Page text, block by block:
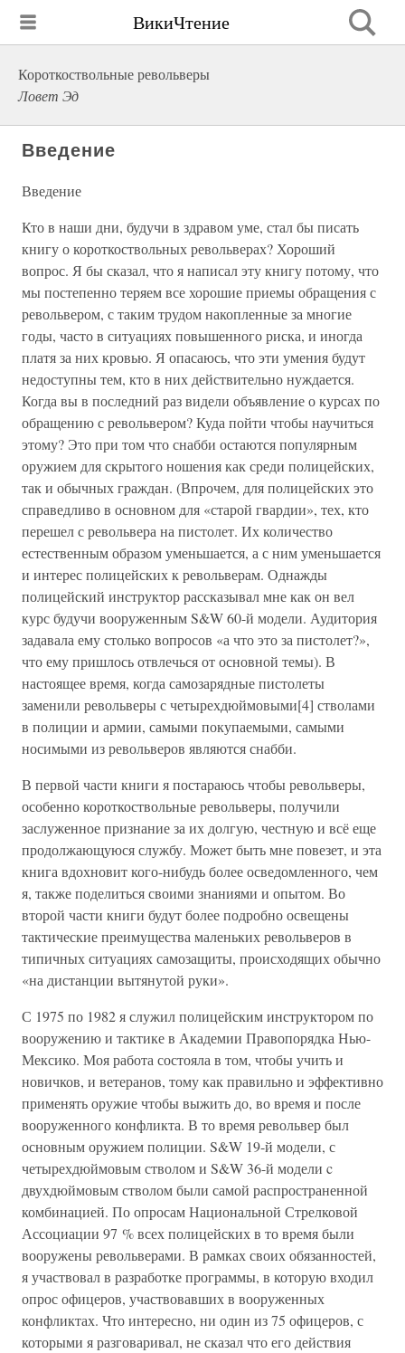
ВикиЧтение
Короткоствольные револьверы
Ловет Эд
Введение
Введение
Кто в наши дни, будучи в здравом уме, стал бы писать
книгу о короткоствольных револьверах? Хороший
вопрос. Я бы сказал, что я написал эту книгу потому, что
мы постепенно теряем все хорошие приемы обращения с
револьвером, с таким трудом накопленные за многие
годы, часто в ситуациях повышенного риска, и иногда
платя за них кровью. Я опасаюсь, что эти умения будут
недоступны тем, кто в них действительно нуждается.
Когда вы в последний раз видели объявление о курсах по
обращению с револьвером? Куда пойти чтобы научиться
этому? Это при том что снабби остаются популярным
оружием для скрытого ношения как среди полицейских,
так и обычных граждан. (Впрочем, для полицейских это
справедливо в основном для «старой гвардии», тех, кто
перешел с револьвера на пистолет. Их количество
естественным образом уменьшается, а с ним уменьшается
и интерес полицейских к револьверам. Однажды
полицейский инструктор рассказывал мне как он вел
курс будучи вооруженным S&W 60-й модели. Аудитория
задавала ему столько вопросов «а что это за пистолет?»,
что ему пришлось отвлечься от основной темы). В
настоящее время, когда самозарядные пистолеты
заменили револьверы с четырехдюймовыми[4] стволами
в полиции и армии, самыми покупаемыми, самыми
носимыми из револьверов являются снабби.
В первой части книги я постараюсь чтобы револьверы,
особенно короткоствольные револьверы, получили
заслуженное признание за их долгую, честную и всё еще
продолжающуюся службу. Может быть мне повезет, и эта
книга вдохновит кого-нибудь более осведомленного, чем
я, также поделиться своими знаниями и опытом. Во
второй части книги будут более подробно освещены
тактические преимущества маленьких револьверов в
типичных ситуациях самозащиты, происходящих обычно
«на дистанции вытянутой руки».
С 1975 по 1982 я служил полицейским инструктором по
вооружению и тактике в Академии Правопорядка Нью-
Мексико. Моя работа состояла в том, чтобы учить и
новичков, и ветеранов, тому как правильно и эффективно
применять оружие чтобы выжить до, во время и после
вооруженного конфликта. В то время револьвер был
основным оружием полиции. S&W 19-й модели, с
четырехдюймовым стволом и S&W 36-й модели c
двухдюймовым стволом были самой распространенной
комбинацией. По опросам Национальной Стрелковой
Ассоциации 97 % всех полицейских в то время были
вооружены револьверами. В рамках своих обязанностей,
я участвовал в разработке программы, в которую входил
опрос офицеров, участвовавших в вооруженных
конфликтах. Что интересно, ни один из 75 офицеров, с
которыми я разговаривал, не сказал что его действия